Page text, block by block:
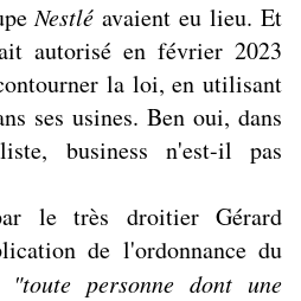
Nestlé avaient eu lieu. Et
autorisé en février 2023
la loi, en utilisant
ses usines. Ben oui, dans
business n'est-il pas
le très droitier Gérard
de l'ordonnance du
"toute personne dont une